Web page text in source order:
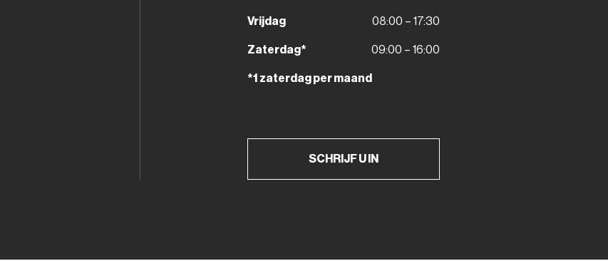
Vrijdag 08:00 – 17:30
Zaterdag* 09:00 – 16:00
*1 zaterdag per maand
SCHRIJF U IN